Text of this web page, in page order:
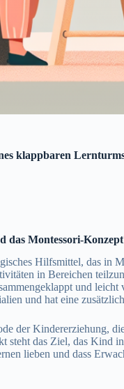
klappbaren
das Montessori-
Hilfsmittel, das in
in Bereichen
und
und hat eine
der Kindererziehung,
steht das Ziel, das Kind
lieben und dass